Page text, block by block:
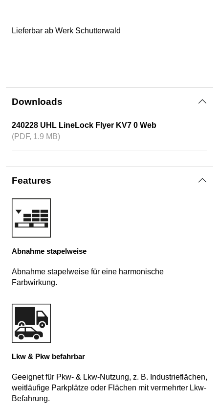
Lieferbar ab Werk Schutterwald
Downloads
240228 UHL LineLock Flyer KV7 0 Web
(PDF, 1.9 MB)
Features
Abnahme stapelweise
Abnahme stapelweise für eine harmonische
Farbwirkung.
Lkw & Pkw befahrbar
Geeignet für Pkw- & Lkw-Nutzung, z. B. Industrieflächen,
weitläufige Parkplätze oder Flächen mit vermehrter Lkw-
Befahrung.